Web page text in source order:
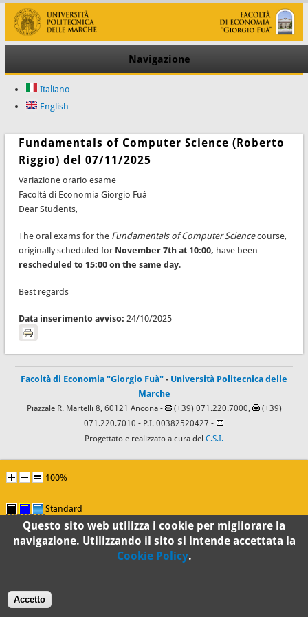
Navigazione
Italiano
English
Fundamentals of Computer Science (Roberto
Riggio) del 07/11/2025
Variazione orario esame
Facoltà di Economia Giorgio Fuà
Dear Students,
The oral exams for the Fundamentals of Computer Sciencecourse,
originally scheduled for November 7th at 10:00, have been
rescheduled to 15:00 on the same day.
Best regards
Data inserimento avviso: 24/10/2025
Facoltà di Economia "Giorgio Fuà" - Università Politecnica delle
Marche
Piazzale R. Martelli 8, 60121 Ancona - (+39) 071.220.7000,
(+39)
071.220.7010 - P.I. 00382520427 -
Progettato e realizzato a cura del C.S.I.
100%
Standard
Questo sito web utilizza i cookie per migliorare la
navigazione. Utilizzando il sito si intende accettata la
Cookie Policy.
Accetto